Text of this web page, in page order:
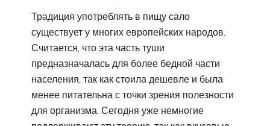
Традиция употреблять в пищу сало
существует у многих европейских народов.
Считается, что эта часть туши
предназначалась для более бедной части
населения, так как стоила дешевле и была
менее питательна с точки зрения полезности
для организма. Сегодня уже немногие